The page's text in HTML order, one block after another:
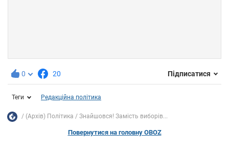
0 20 Підписатися
Теги Редакційна політика
(Архів) Політика Знайшовся! Замість виборів...
Повернутися на головну OBOZ